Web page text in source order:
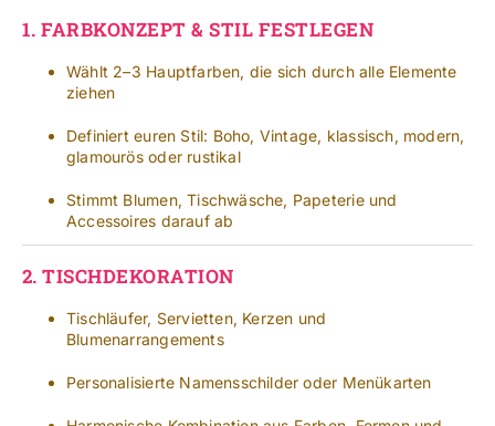
1.FARBKONZEPT & STIL FESTLEGEN
Wählt 2–3 Hauptfarben, die sich durch alle Elemente
ziehen
Definiert euren Stil: Boho, Vintage, klassisch, modern,
glamourös oder rustikal
Stimmt Blumen, Tischwäsche, Papeterie und
Accessoires darauf ab
2.TISCHDEKORATION
Tischläufer, Servietten, Kerzen und
Blumenarrangements
Personalisierte Namensschilder oder Menükarten